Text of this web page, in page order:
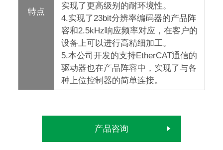
特点
实现了更高级别的耐环境性。
4.实现了23bit分辨率编码器的产品阵
容和2.5kHz响应频率对应，在客户的
设备上可以进行高精细加工。
5.本公司开发的支持EtherCAT通信的
驱动器也在产品阵容中，实现了与各
种上位控制器的简单连接。
产品咨询